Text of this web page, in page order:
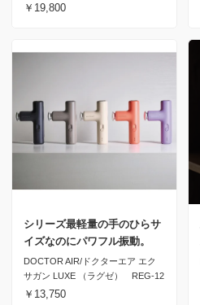
￥19,800
シリーズ最軽量の手のひらサ
イズなのにパワフル振動。
DOCTOR AIR/ドクターエア エク
サガン LUXE （ラグゼ） REG-12
￥13,750